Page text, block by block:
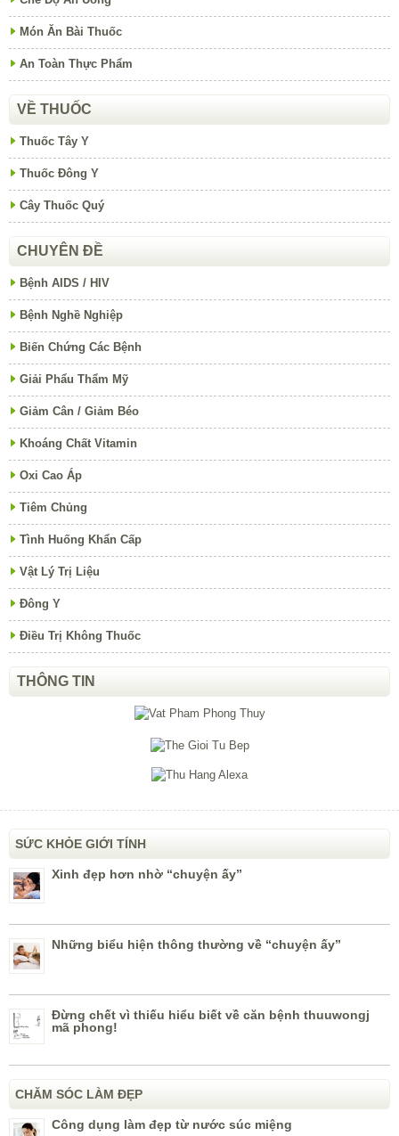
Món Ăn Bài Thuốc
An Toàn Thực Phẩm
VỀ THUỐC
Thuốc Tây Y
Thuốc Đông Y
Cây Thuốc Quý
CHUYÊN ĐỀ
Bệnh AIDS / HIV
Bệnh Nghề Nghiệp
Biến Chứng Các Bệnh
Giải Phẩu Thẩm Mỹ
Giảm Cân / Giảm Béo
Khoáng Chất Vitamin
Oxi Cao Áp
Tiêm Chủng
Tình Huống Khẩn Cấp
Vật Lý Trị Liệu
Đông Y
Điều Trị Không Thuốc
THÔNG TIN
SỨC KHỎE GIỚI TÍNH
Xinh đẹp hơn nhờ “chuyện ấy”
Những biểu hiện thông thường về “chuyện ấy”
Đừng chết vì thiếu hiểu biết về căn bệnh thuuwongj
mã phong!
CHĂM SÓC LÀM ĐẸP
Công dụng làm đẹp từ nước súc miệng